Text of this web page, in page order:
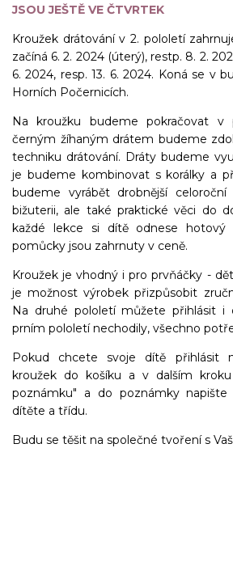
JSOU JEŠTĚ VE ČTVRTEK
Kroužek drátování v 2. pololetí
začíná 6. 2. 2024 (úterý), restp. 8. 2.
6. 2024, resp. 13. 6. 2024. Koná se v
Horních Počernicích.
Na kroužku budeme pokračovat
černým žíhaným drátem budeme
techniku drátování. Dráty budeme
je budeme kombinovat s korálky a
budeme vyrábět drobnější
bižuterii, ale také praktické věci do
každé lekce si dítě odnese hotový
pomůcky jsou zahrnuty v ceně.
Kroužek je vhodný i pro prvňáčky -
je možnost výrobek přizpůsobit
Na druhé pololetí můžete přihlásit
prním pololetí nechodily, všechno
Pokud chcete svoje dítě přihlásit
kroužek do košíku a v dalším
poznámku" a do poznámky napište
dítěte a třídu.
Budu se těšit na společné tvoření s